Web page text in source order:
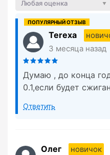
Любая оценка
Terexa
3 месяца назад
Думаю , до конца
0.1,если будет
Ответить
Олег
новичок